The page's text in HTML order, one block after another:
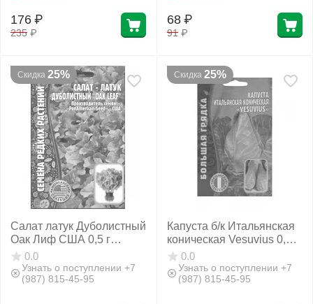
235 ₽
176 ₽
91 ₽
68 ₽
Скидка 25%
Салат латук Дуболистный
Оак Лиф США 0,5 г
РЕДКИЕ СЕМЕНА
0.0
Узнать о поступлении +7
(987) 815-45-95
Скидка 25%
Капуста б/к Итальянская
коническая Vesuvius 0,2 г
РЕДКИЕ СЕМЕНА
0.0
Узнать о поступлении +7
(987) 815-45-95